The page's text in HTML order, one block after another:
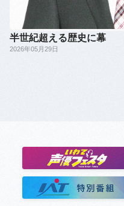
半世紀超える歴史に幕
2026年05月29日